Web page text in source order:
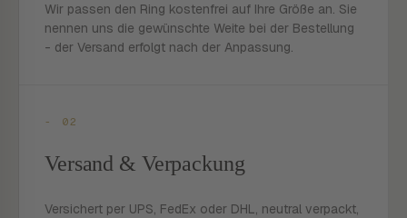
Wir passen den Ring kostenfrei auf Ihre Größe an. Sie
nennen uns die gewünschte Weite bei der Bestellung
- der Versand erfolgt nach der Anpassung.
- 02
Versand & Verpackung
Versichert per UPS, FedEx oder DHL, neutral verpackt,